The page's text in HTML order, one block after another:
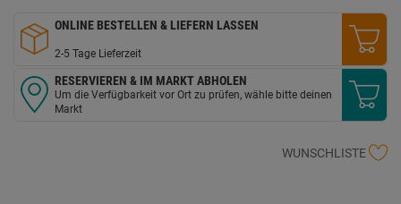
ONLINE BESTELLEN & LIEFERN LASSEN
2-5 Tage Lieferzeit
RESERVIEREN & IM MARKT ABHOLEN
Um die Verfügbarkeit vor Ort zu prüfen, wähle bitte deinen
Markt
WUNSCHLISTE